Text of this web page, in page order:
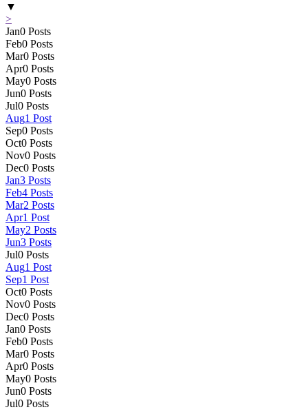
▼
>
Jan0 Posts
Feb0 Posts
Mar0 Posts
Apr0 Posts
May0 Posts
Jun0 Posts
Jul0 Posts
Aug1 Post
Sep0 Posts
Oct0 Posts
Nov0 Posts
Dec0 Posts
Jan3 Posts
Feb4 Posts
Mar2 Posts
Apr1 Post
May2 Posts
Jun3 Posts
Jul0 Posts
Aug1 Post
Sep1 Post
Oct0 Posts
Nov0 Posts
Dec0 Posts
Jan0 Posts
Feb0 Posts
Mar0 Posts
Apr0 Posts
May0 Posts
Jun0 Posts
Jul0 Posts